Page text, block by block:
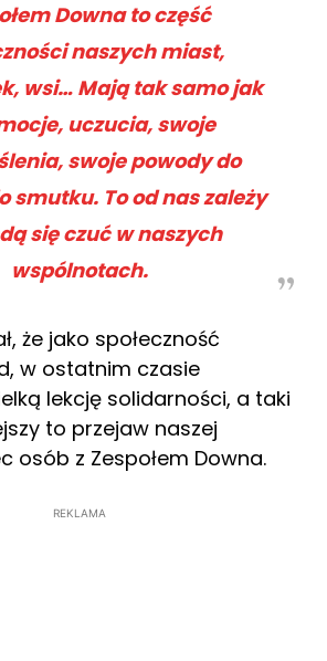
Downa to część
naszych miast,
wsi… Mają tak samo jak
uczucia, swoje
swoje powody do
smutku. To od nas zależy
się czuć w naszych
wspólnotach.
że jako społeczność
w ostatnim czasie
lekcję solidarności, a taki
to przejaw naszej
osób z Zespołem Downa.
REKLAMA